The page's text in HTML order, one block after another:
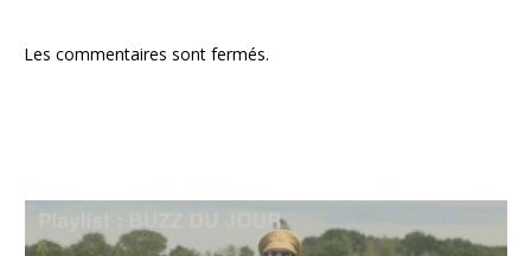
Les commentaires sont fermés.